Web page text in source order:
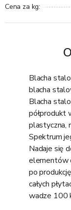
Cena za kg:
Blacha
blacha
Blacha
półprodukt
plastyczna,
Spektrum
Nadaje się
elementów
po
całych
wadze 100